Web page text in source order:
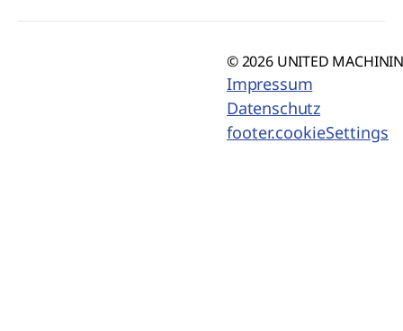
© 2026 UNITED
Impressum
Datenschutz
footer.cookieSettings